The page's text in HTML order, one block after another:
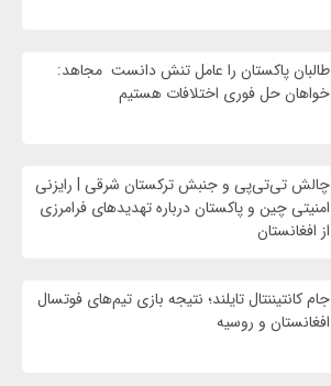
طالبان پاکستان را عامل تنش دانست مجاهد:
خواهان حل فوری اختلافات هستیم
چالش تی‌تی‌پی و جنبش ترکستان شرقی | رایزنی
امنیتی چین و پاکستان درباره تهدیدهای فرامرزی
از افغانستان
جام کانتیننتال تایلند؛ نتیجه بازی تیم‌های فوتسال
افغانستان و روسیه